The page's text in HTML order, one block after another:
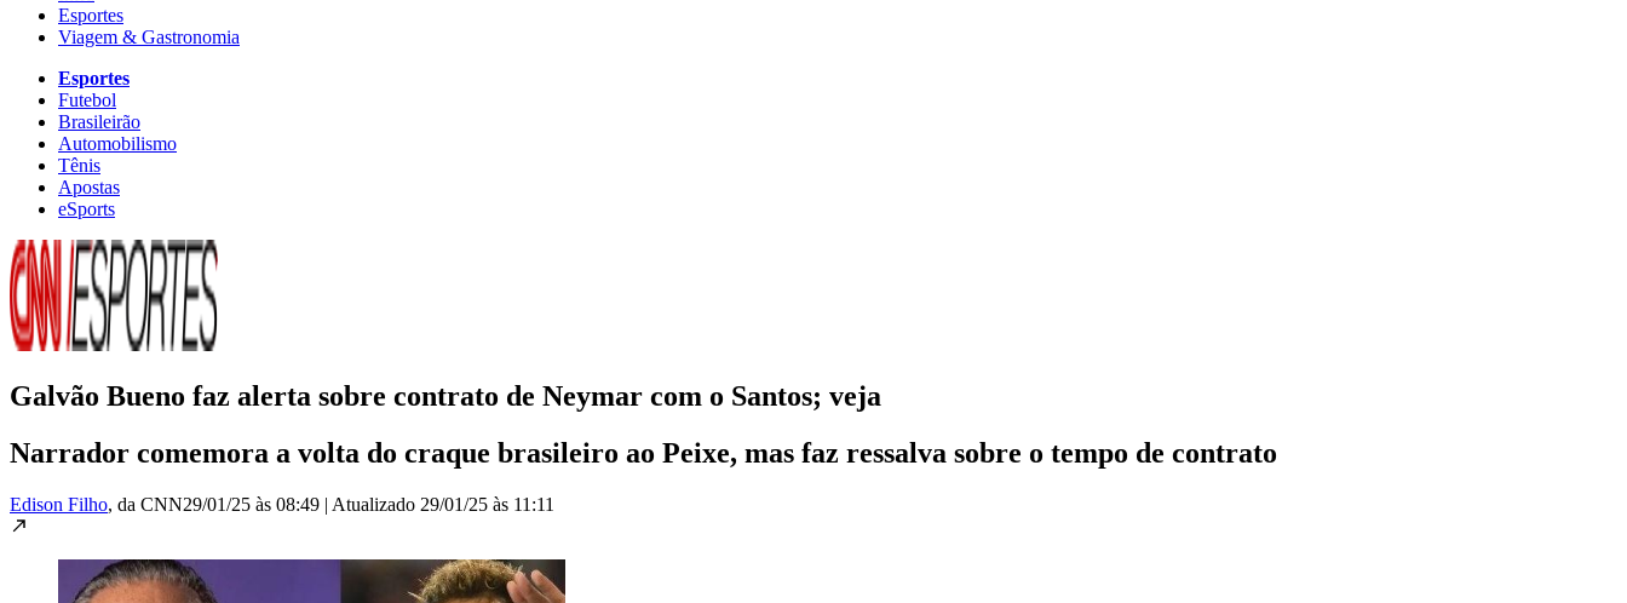
Esportes
Viagem & Gastronomia
Esportes
Futebol
Brasileirão
Automobilismo
Tênis
Apostas
eSports
Galvão Bueno faz alerta sobre contrato de Neymar com o Santos; veja
Narrador comemora a volta do craque brasileiro ao Peixe, mas faz ressalva sobre o tempo de contrato
Edison Filho, da CNN29/01/25 às 08:49 | Atualizado 29/01/25 às 11:11